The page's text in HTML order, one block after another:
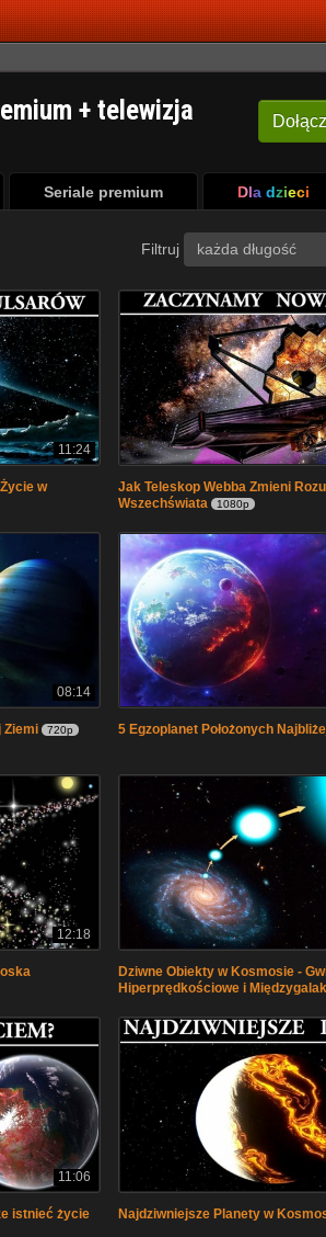
Dołącz
+ telewizja
Seriale premium Dla dzieci
Filtruj każda długość
11:24
w
Jak Teleskop Webba Zmieni
Wszechświata
1080p
08:14
Ziemi 720p 5 Egzoplanet Położonych
12:18
Dziwne Obiekty w Kosmosie -
Hiperprędkościowe i
11:06
istnieć życie Najdziwniejsze Planety w